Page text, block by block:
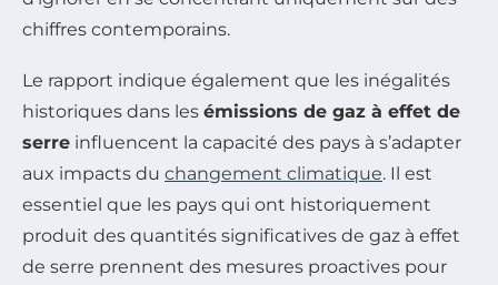
chiffres contemporains.
Le rapport indique également que les inégalités
historiques dans les émissions de gaz à effet de
serre influencent la capacité des pays à s’adapter
aux impacts du changement climatique. Il est
essentiel que les pays qui ont historiquement
produit des quantités significatives de gaz à effet
de serre prennent des mesures proactives pour